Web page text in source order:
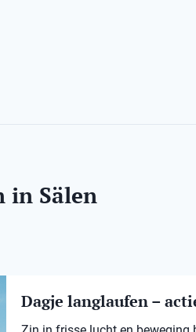
in Sälen
Dagje langlaufen –